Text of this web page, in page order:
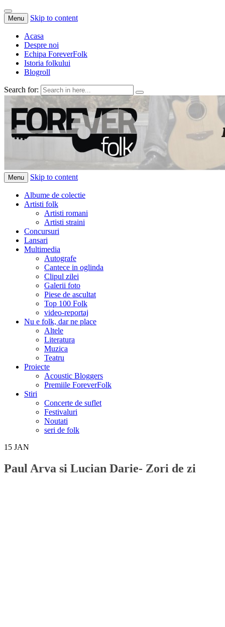
Menu Skip to content
Acasa
Despre noi
Echipa ForeverFolk
Istoria folkului
Blogroll
Search for:
ForeverFolk
Muzica sufletului tau
Menu Skip to content
Albume de colectie
Artisti folk
Artisti romani
Artisti straini
Concursuri
Lansari
Multimedia
Autografe
Cantece in oglinda
Clipul zilei
Galerii foto
Piese de ascultat
Top 100 Folk
video-reportaj
Nu e folk, dar ne place
Altele
Literatura
Muzica
Teatru
Proiecte
Acoustic Bloggers
Premiile ForeverFolk
Stiri
Concerte de suflet
Festivaluri
Noutati
seri de folk
15 JAN
Paul Arva si Lucian Darie- Zori de zi